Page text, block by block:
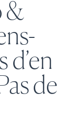
&
d’en
de